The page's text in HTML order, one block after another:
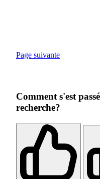
Page suivante
Comment s'est
recherche?